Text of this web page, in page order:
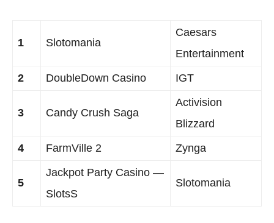
1 Slotomania
Caesars
Entertainment
2
DoubleDown Casino IGT
3 Candy Crush Saga
Activision
Blizzard
4
FarmVille 2 Zynga
5
Jackpot Party Casino —
SlotsS
Slotomania